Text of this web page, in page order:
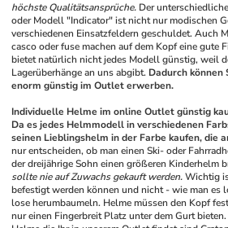
höchste Qualitätsansprüche. Der
oder Modell "Indicator" ist nicht nur modischen
verschiedenen Einsatzfeldern geschuldet. Auch
casco oder fuse machen auf dem Kopf eine gute
bietet natürlich nicht jedes Modell günstig, weil
Lagerüberhänge an uns abgibt. Dadurch können
enorm günstig im Outlet erwerben.
Individuelle Helme im online Outlet günstig
Da es jedes Helmmodell in verschiedenen
seinen Lieblingshelm in der Farbe kaufen, die
nur entscheiden, ob man einen Ski- oder
der dreijährige Sohn einen größeren Kinderhelm
sollte nie auf Zuwachs gekauft werden. Wichtig
befestigt werden können und nicht - wie man es
lose herumbaumeln. Helme müssen den Kopf
nur einen Fingerbreit Platz unter dem Gurt